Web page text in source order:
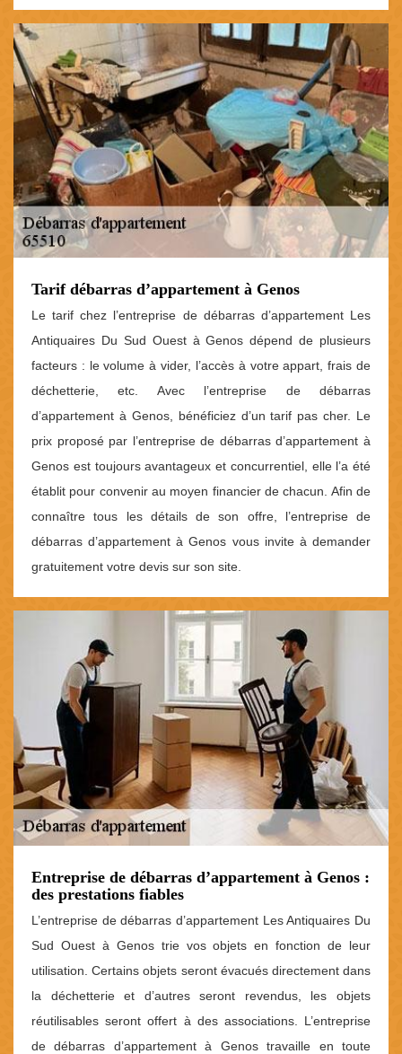
Tarif débarras d’appartement à Genos
Le tarif chez l’entreprise de débarras d’appartement Les
Antiquaires Du Sud Ouest à Genos dépend de plusieurs
facteurs : le volume à vider, l’accès à votre appart, frais de
déchetterie, etc. Avec l’entreprise de débarras
d’appartement à Genos, bénéficiez d’un tarif pas cher. Le
prix proposé par l’entreprise de débarras d’appartement à
Genos est toujours avantageux et concurrentiel, elle l’a été
établit pour convenir au moyen financier de chacun. Afin de
connaître tous les détails de son offre, l’entreprise de
débarras d’appartement à Genos vous invite à demander
gratuitement votre devis sur son site.
Entreprise de débarras d’appartement à Genos :
des prestations fiables
L’entreprise de débarras d’appartement Les Antiquaires Du
Sud Ouest à Genos trie vos objets en fonction de leur
utilisation. Certains objets seront évacués directement dans
la déchetterie et d’autres seront revendus, les objets
réutilisables seront offert à des associations. L’entreprise
de débarras d’appartement à Genos travaille en toute